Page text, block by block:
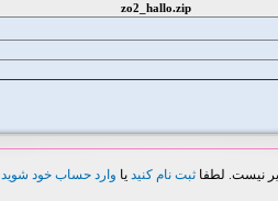
zo2_hallo.zip
نیست. لطفاثبت نام کنید یا وارد حساب خود شوید